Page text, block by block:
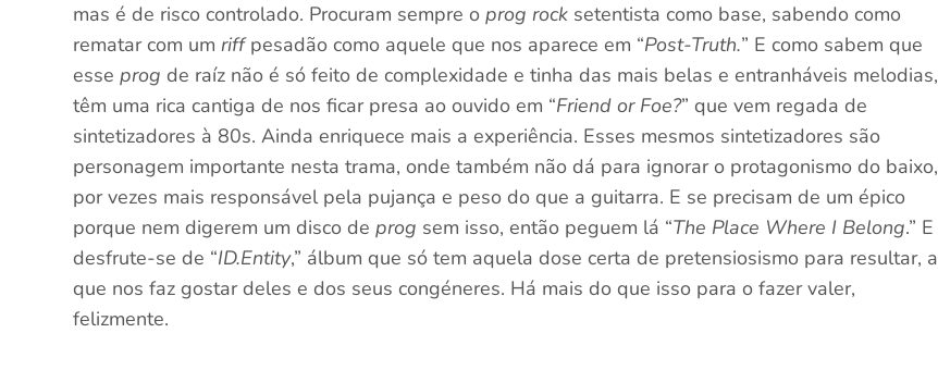
mas é de risco controlado. Procuram sempre oprog rock setentista como base, sabendo como
rematar com umriffpesadão como aquele que nos aparece em “Post-Truth.” E como sabem que
esseprog de raíz não é só feito de complexidade e tinha das mais belas e entranháveis melodias,
têm uma rica cantiga de nos ficar presa ao ouvido em “Friend or Foe?” que vem regada de
sintetizadores à 80s. Ainda enriquece mais a experiência. Esses mesmos sintetizadores são
personagem importante nesta trama, onde também não dá para ignorar o protagonismo do baixo,
por vezes mais responsável pela pujança e peso do que a guitarra. E se precisam de um épico
porque nem digerem um disco deprog sem isso, então peguem lá “The Place Where I Belong.” E
desfrute-se de “ID.Entity,” álbum que só tem aquela dose certa de pretensiosismo para resultar, a
que nos faz gostar deles e dos seus congéneres. Há mais do que isso para o fazer valer,
felizmente.